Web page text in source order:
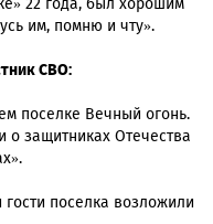
22 года, был хорошим
им, помню и чту».
СВО:
поселке Вечный огонь.
о защитниках Отечества
поселка возложили